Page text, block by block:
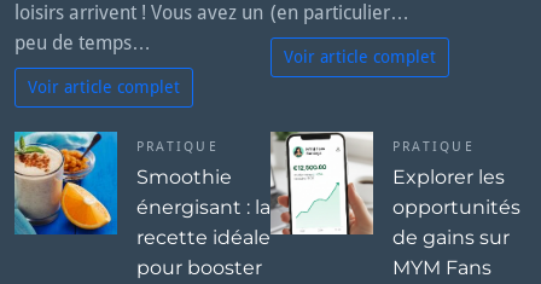
loisirs arrivent ! Vous avez un
peu de temps…
Voir article complet
(en particulier…
Voir article complet
PRATIQUE
Smoothie
énergisant : la
recette idéale
pour booster
PRATIQUE
Explorer les
opportunités
de gains sur
MYM Fans